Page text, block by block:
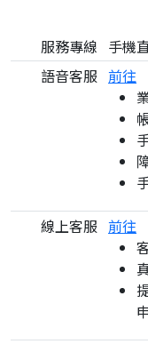
服務專線 手機
語音客服 前往
線上客服 前往